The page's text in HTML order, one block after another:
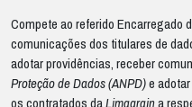
Compete ao referido Encarregado
comunicações dos titulares de
adotar providências, receber
Proteção de Dados (ANPD)e
os contratados daLimagraina